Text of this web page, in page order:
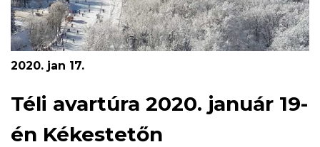
2020. jan 17.
Téli avartúra 2020. január 19-
én Kékestetőn